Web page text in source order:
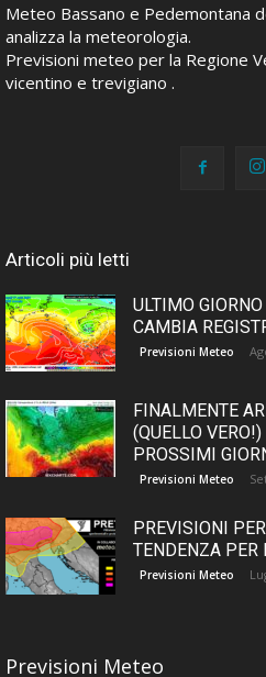
Meteo Bassano e Pedemontana
analizza la meteorologia.
Previsioni meteo per la Regione
vicentino e trevigiano .
Articoli più letti
ULTIMO
CAMBIA
Previsioni Meteo
FINALMENTE
(QUELLO
PROSSIMI
Previsioni Meteo
PREVISIONI
TENDENZA PER
Previsioni Meteo
Previsioni Meteo